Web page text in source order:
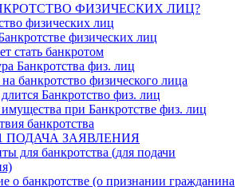
ФИЗИЧЕСКИХ ЛИЦ?
физических лиц
физических лиц
стать банкротом
Банкротства физ. лиц
банкротство физического лица
Банкротство физ. лиц
при Банкротстве физ. лиц
банкротства
ПОДАЧА ЗАЯВЛЕНИЯ
для банкротства (для подачи
о банкротстве (о признании гражданина